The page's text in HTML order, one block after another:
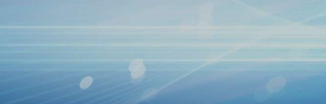
専門委員会
資料集一覧